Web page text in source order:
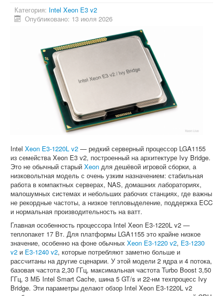
Категория: Intel Xeon E3 v2
Опубликовано: 13 июля 2026
Intel Xeon E3-1220L v2 — редкий серверный процессор LGA1155
из семейства Xeon E3 v2, построенный на архитектуре Ivy Bridge.
Это не обычный старый Xeon для дешёвой игровой сборки, а
низковольтная модель с очень узким назначением: стабильная
работа в компактных серверах, NAS, домашних лабораториях,
малошумных системах и небольших рабочих станциях, где важны
не рекордные частоты, а низкое тепловыделение, поддержка ECC
и нормальная производительность на ватт.
Главная особенность процессора Intel Xeon E3-1220L v2 —
теплопакет 17 Вт. Для платформы LGA1155 это крайне низкое
значение, особенно на фоне обычных Xeon E3-1220 v2, E3-1230
v2 и E3-1240 v2, которые потребляют заметно больше и
рассчитаны на другие сценарии. У этой модели 2 ядра и 4 потока,
базовая частота 2,30 ГГц, максимальная частота Turbo Boost 3,50
ГГц, 3 МБ Intel Smart Cache, шина 5 GT/s и 22-нм техпроцесс Ivy
Bridge. Эти параметры делают обзор Intel Xeon E3-1220L v2